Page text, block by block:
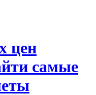
цен
самые